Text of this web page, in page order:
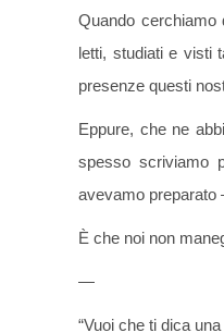
Quando
letti, studiati e visti
presenze questi
Eppure, che ne
spesso scriviamo
avevamo
È che noi non
—
“Vuoi che ti dica